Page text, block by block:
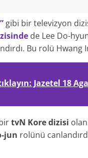
gibi bir televizyon
de Lee Do-
Bu rolü Hwang
Jazetel 18
tvN Kore dizisi
jun rolünü